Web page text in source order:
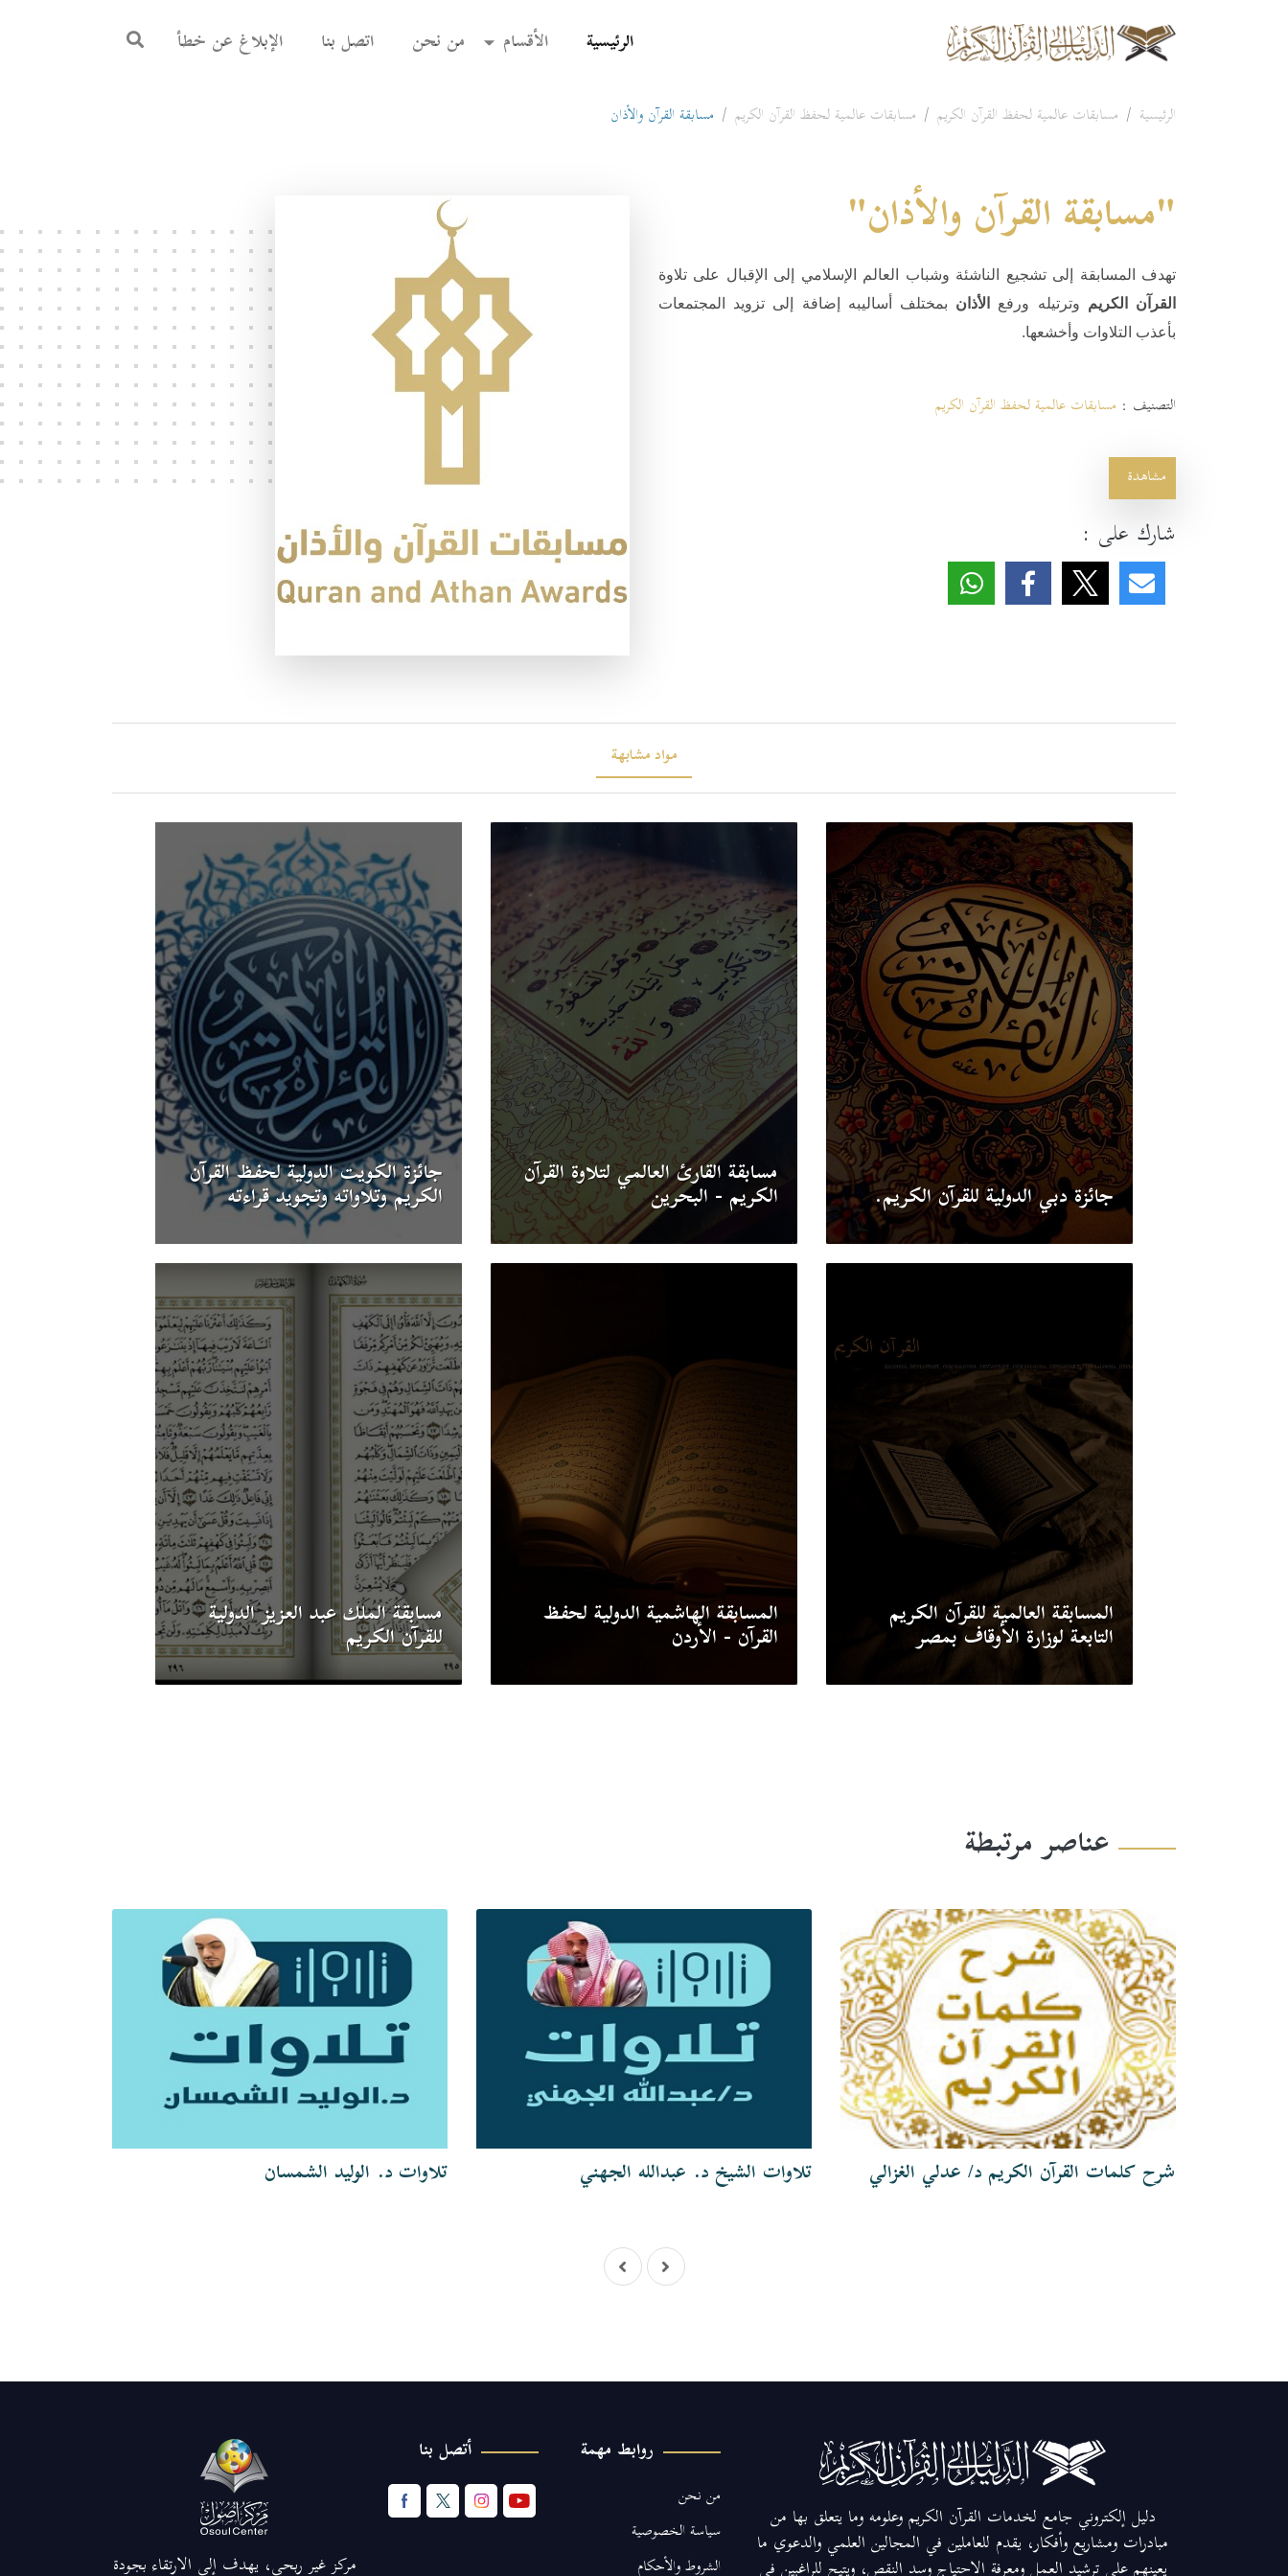
الرئيسية
(current) الأقسام من نحن اتصل بنا الإبلاغ عن خطأ
الرئيسية مسابقات عالمية لحفظ القرآن الكريم مسابقات عالمية لحفظ القرآن الكريم مسابقة القرآن والأذان
"مسابقة القرآن والأذان"
تهدف المسابقة إلى تشجيع الناشئة وشباب العالم الإسلامي إلى الإقبال على تلاوة
القرآن الكريم وترتيله ورفع الأذان بمختلف أساليبه إضافة إلى تزويد المجتمعات
بأعذب التلاوات وأخشعها.
التصنيف : مسابقات عالمية لحفظ القرآن الكريم
مشاهدة
شارك على :
مواد مشابهة
جائزة دبي الدولية للقرآن الكريم.
مسابقة القارئ العالمي لتلاوة القرآن
الكريم - البحرين
جائزة الكويت الدولية لحفظ القرآن
الكريم وتلاواته وتجويد قراءته
المسابقة العالمية للقرآن الكريم
التابعة لوزارة الأوقاف بمصر
المسابقة الهاشمية الدولية لحفظ
القرآن - الأردن
مسابقة الملك عبد العزيز الدولية
للقرآن الكريم
عناصر مرتبطة
شرح كلمات القرآن الكريم د/ عدلي الغزالي تلاوات الشيخ د. عبدالله الجهني تلاوات د. الوليد الشمسان
دليل إلكتروني جامع لخدمات القرآن الكريم وعلومه وما يتعلق بها من
مبادرات ومشاريع وأفكار، يقدم للعاملين في المجالين العلمي والدعوي ما
يعينهم على ترشيد العمل ومعرفة الاحتياج وسد النقص، ويتيح للراغبين في
روابط مهمة
من نحن
سياسة الخصوصية
الشروط والأحكام
أتصل بنا
مركز غير ربحي، يهدف إلى الارتقاء بجودة